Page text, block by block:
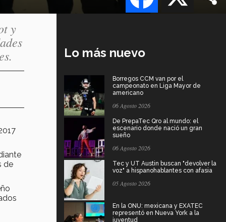
y
de
Lo más nuevo
Borregos CCM van por el
campeonato en Liga Mayor de
americano
06 Agosto 2026
De PrepaTec Qro al mundo: el
escenario donde nació un gran
sueño
06 Agosto 2026
Tec y UT Austin buscan "devolver la
voz" a hispanohablantes con afasia
05 Agosto 2026
En la ONU: mexicana y EXATEC
representó en Nueva York a la
juventud